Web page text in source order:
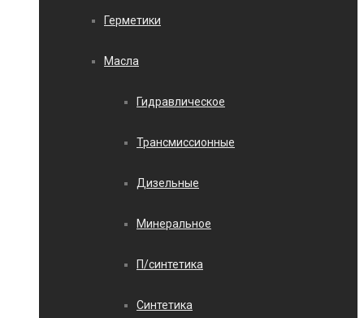
Герметики
Масла
Гидравлическое
Трансмиссионные
Дизельные
Минеральное
П/синтетика
Синтетика